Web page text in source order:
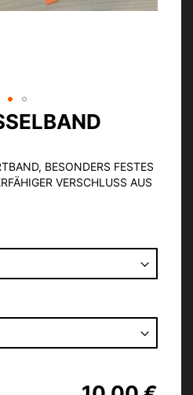
BESONDERS FESTES
VERSCHLUSS AUS